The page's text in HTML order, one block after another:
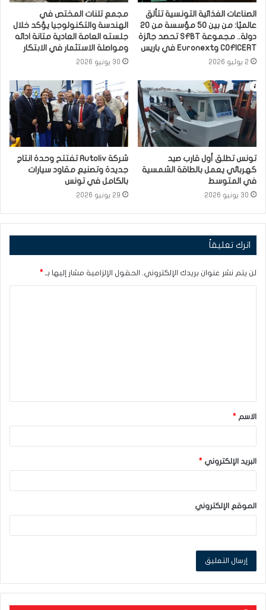
الصناعات الغذائية التونسية تتألق
عالميًا: من بين 50 مؤسسة من 20
دولة.. مجموعة SFBT تحصد جائزة
COFICERT وEuronext في باريس
2 يوليو 2026
مجمع تلنات المختص في
الهندسة والتكنولوجيا يؤكد خلال
جلسته العامة العادية متانة ادائه
ومواصلة الاستثمار في الابتكار
30 يونيو 2026
تونس تطلق أول قارب صيد
كهربائي يعمل بالطاقة الشمسية
في المتوسط
30 يونيو 2026
شركة Autoliv تفتتح وحدة انتاج
جديدة وتصنيع مقاود سيارات
بالكامل في تونس
29 يونيو 2026
اترك تعليقاً
لن يتم نشر عنوان بريدك الإلكتروني. الحقول الإلزامية مشار إليها بـ *
ق
*الاسم *
البريد الإلكتروني *
الموقع الإلكتروني